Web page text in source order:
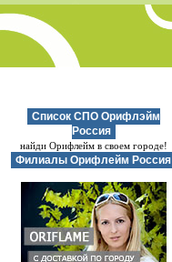
Список СПО Орифлэйм
Россия
найди Орифлейм в своем городе!
Филиалы Орифлейм Россия